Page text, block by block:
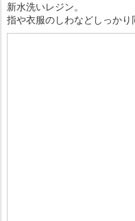
新水洗いレジン。
指や衣服のしわなどしっかり